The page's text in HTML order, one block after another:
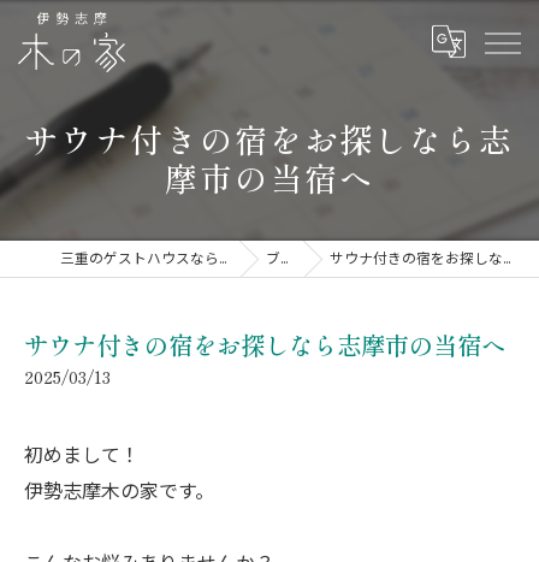
サウナ付きの宿をお探しなら志
摩市の当宿へ
三重のゲストハウスなら伊勢志摩 木の家 ブログ サウナ付きの宿をお探しなら志摩市の当宿へ
サウナ付きの宿をお探しなら志摩市の当宿へ
2025/03/13
初めまして！
伊勢志摩木の家です。